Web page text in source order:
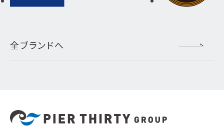
全ブランドへ